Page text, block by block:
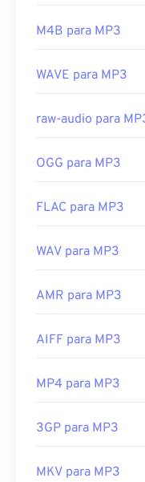
https://
felizmente agora
Desenvolvido por:
Links úteis:
https://
M4B para MP3
WAVE para MP3
raw-audio para
OGG para MP3
FLAC para MP3
WAV para MP3
AMR para MP3
AIFF para MP3
MP4 para MP3
3GP para MP3
MKV para MP3